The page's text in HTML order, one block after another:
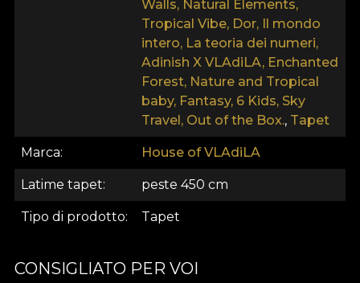
Walls, Natural Elements,
Tropical Vibe, Dor, Il mondo
intero, La teoria dei numeri,
Adinish X VLAdiLA, Enchanted
Forest, Nature and Tropical
baby, Fantasy, 6 Kids, Sky
Travel, Out of the Box., Tapet
Marca House of VLAdiLA
Latime tapet peste 450 cm
Tipo di prodotto Tapet
CONSIGLIATO PER VOI